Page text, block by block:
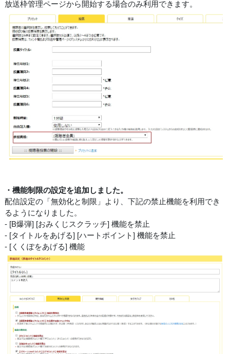
放送枠管理ページから開始する場合のみ利用できます。
・機能制限の設定を追加しました。
配信設定の「無効化と制限」より、下記の禁止機能を利用でき
るようになりました。
- [B爆弾] [おみくじスクラッチ] 機能を禁止
- [タイトルをあげる] [ハートポイント] 機能を禁止
- [くくぽをあげる] 機能